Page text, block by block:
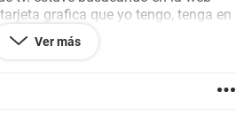
grafica que yo tengo, tenga en
quiero saber si hay como con la
mucho.
Ver más